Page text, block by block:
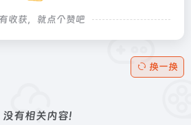
收获，就点个赞吧
换一换
没有相关内容!